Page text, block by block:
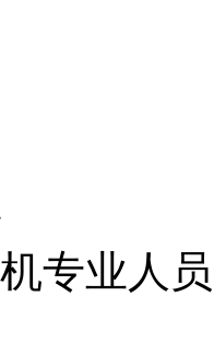
专业人员